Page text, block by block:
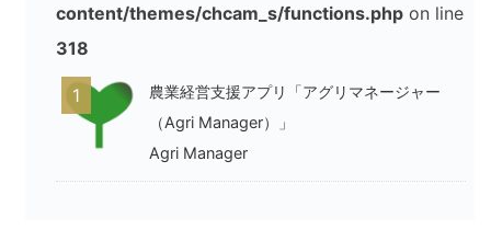
content/themes/chcam_s/functions.php on line
318
1
農業経営支援アプリ「アグリマネージャー
（Agri Manager）」
Agri Manager